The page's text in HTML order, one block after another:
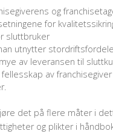
og
for
sluttbruker
utnytter
av leveransen til
av
det på flere måter i
og plikter i